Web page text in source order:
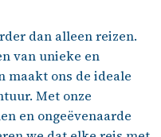
dan alleen reizen.
van unieke en
maakt ons de ideale
Met onze
en ongeëvenaarde